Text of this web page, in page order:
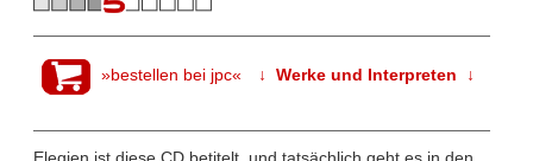
»bestellen bei jpc« ↓ Werke und Interpreten ↓